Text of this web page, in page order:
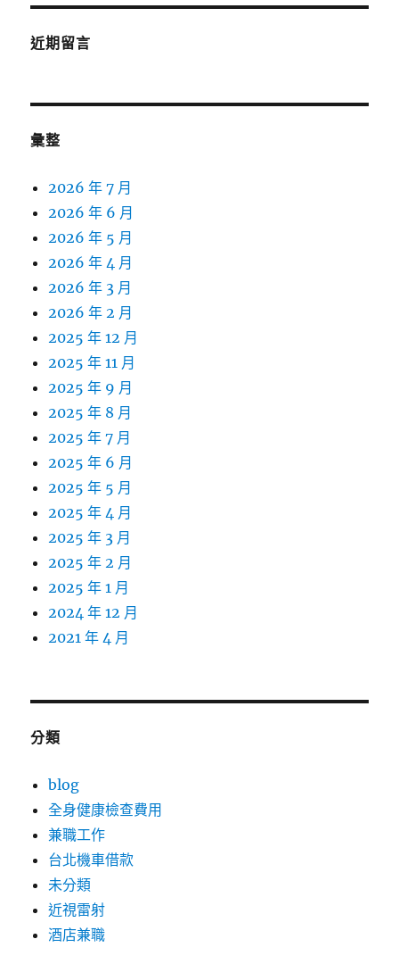
近期留言
彙整
2026 年 7 月
2026 年 6 月
2026 年 5 月
2026 年 4 月
2026 年 3 月
2026 年 2 月
2025 年 12 月
2025 年 11 月
2025 年 9 月
2025 年 8 月
2025 年 7 月
2025 年 6 月
2025 年 5 月
2025 年 4 月
2025 年 3 月
2025 年 2 月
2025 年 1 月
2024 年 12 月
2021 年 4 月
分類
blog
全身健康檢查費用
兼職工作
台北機車借款
未分類
近視雷射
酒店兼職